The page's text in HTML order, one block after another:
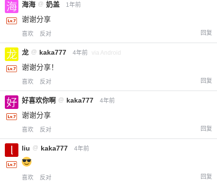
海海 @ 奶盖 1年前
谢谢分享
喜欢 反对 回复
龙 @ kaka777 4年前 via Android
谢谢分享！
喜欢 反对 回复
好喜欢你啊 @ kaka777 4年前
谢谢分享
喜欢 反对 回复
liu @ kaka777 4年前
喜欢 反对 回复